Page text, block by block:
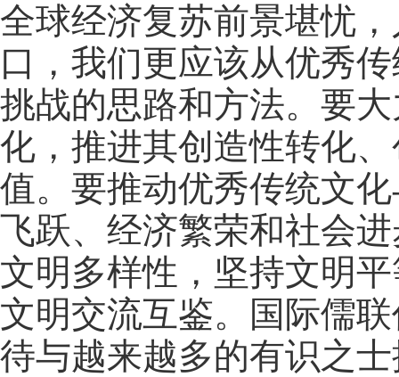
全球经济复苏前景堪忧
口，我们更应该从优秀
挑战的思路和方法。要
化，推进其创造性转化
值。要推动优秀传统文
飞跃、经济繁荣和社会
文明多样性，坚持文明
文明交流互鉴。国际儒
待与越来越多的有识之